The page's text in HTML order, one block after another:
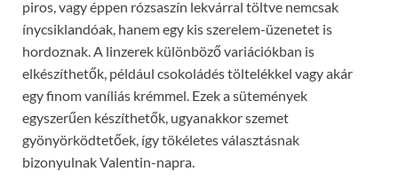
piros, vagy éppen rózsaszín lekvárral töltve nemcsak
ínycsiklandóak, hanem egy kis szerelem-üzenetet is
hordoznak. A linzerek különböző variációkban is
elkészíthetők, például csokoládés töltelékkel vagy akár
egy finom vaníliás krémmel. Ezek a sütemények
egyszerűen készíthetők, ugyanakkor szemet
gyönyörködtetőek, így tökéletes választásnak
bizonyulnak Valentin-napra.